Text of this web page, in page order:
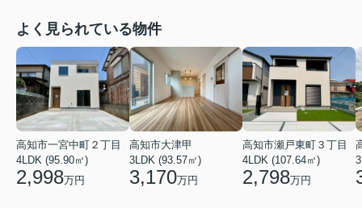
よく見られている物件
高知市一宮中町２丁目
4LDK (95.90㎡)
2,998万円
高知市大津甲
3LDK (93.57㎡)
3,170万円
高知市瀬戸東町３丁目
4LDK (107.64㎡)
2,798万円